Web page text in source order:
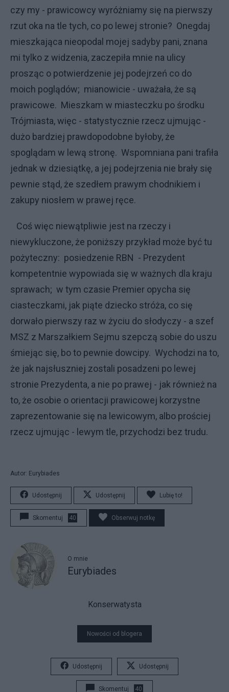
czy my - prawicowcy wyróżniamy się na pierwszy
rzut oka na tle tych, co po lewej stronie? Onegdaj
mieszkająca nieopodal mojej sadyby pani, znana
mi tylko z widzenia, zaczepiła mnie na ulicy
prosząc o potwierdzenie jej podejrzeń co do
moich poglądów; mianowicie - uważała, że są
prawicowe. Mieszkam w miasteczku po środku
Trójmiasta, więc - statystycznie rzecz ujmując -
dużo bardziej prawdopodobne byłoby, że
spoglądam w lewą stronę. Wspomniana pani trafiła
jednak w dziesiątkę, a jej podejrzenia nie brały się
pewnie stąd, że szedłem prawym chodnikiem i
zakupy niosłem w prawej ręce.
Coś więc niewątpliwie jest na rzeczy i
niewykluczone, że poniższy przykład może być tu
pożyteczny: posiedzenie RBN - Prezydent
kompetentnie wypowiada się w ważnych dla kraju
sprawach; w tym czasie Premier opycha się
ciasteczkami, jak piąte dziecko stróża, co się
dorwało pierwszy raz w życiu do słodyczy - a szef
MSZ z Marszałkiem Sejmu szepczą sobie do uszu
śmiejąc się, bo to pewnie dowcipy. Wychodzi na to,
że jak najsłuszniej zostali posadzeni po lewej
stronie Prezydenta, a nie po prawej - jak również na
to, że osobie o orientacji prawicowej korzystne
zaprezentowanie się na lewicowym, albo prościej
rzecz ujmując - lewym tle, przychodzi bez trudu.
Autor: Eurybiades
Udostępnij Udostępnij Lubię to!
Skomentuj 40 Obserwuj notkę
O mnie
Eurybiades
Konserwatysta
Nowości od blogera
Udostępnij Udostępnij
Skomentuj 40